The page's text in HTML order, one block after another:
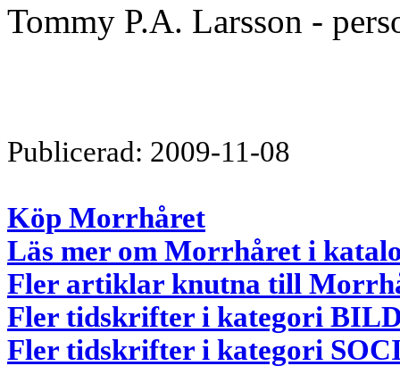
Tommy P.A. Larsson -
Publicerad: 2009-11-08
Köp Morrhåret
Läs mer om Morrhåret i
Fler artiklar knutna till
Fler tidskrifter i kategori
Fler tidskrifter i kategori